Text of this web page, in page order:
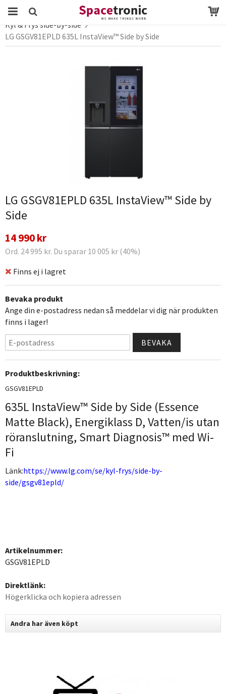
Produkten har blivit tillagd i varukorgen
Startsida Webbutik vitvaror
Kyl & Frys
Kyl & Frys side-by-side
LG GSGV81EPLD 635L InstaView™ Side by Side
LG GSGV81EPLD 635L InstaView™ Side by
Side
14 990 kr
Ord. 24 995 kr. Du sparar 10 005 kr (40%)
Finns ej i lagret
Bevaka produkt
Ange din e-postadress nedan så meddelar vi dig när produkten
finns i lager!
BEVAKA
Produktbeskrivning:
GSGV81EPLD
635L InstaView™ Side by Side (Essence
Matte Black), Energiklass D, Vatten/is utan
röranslutning, Smart Diagnosis™ med Wi-
Fi
Länk:https://www.lg.com/se/kyl-frys/side-by-
side/gsgv81epld/
Artikelnummer:
GSGV81EPLD
Direktlänk:
Högerklicka och kopiera adressen
Andra har även köpt